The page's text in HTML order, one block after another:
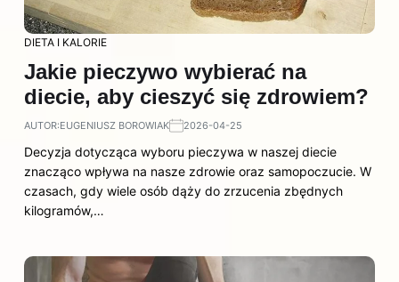
DIETA I KALORIE
Jakie pieczywo wybierać na
diecie, aby cieszyć się zdrowiem?
AUTOR:EUGENIUSZ BOROWIAK 2026-04-25
Decyzja dotycząca wyboru pieczywa w naszej diecie
znacząco wpływa na nasze zdrowie oraz samopoczucie. W
czasach, gdy wiele osób dąży do zrzucenia zbędnych
kilogramów,…